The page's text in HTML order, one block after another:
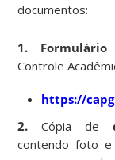
documentos:
1.
Controle
https://
2. Cópia de
contendo foto e